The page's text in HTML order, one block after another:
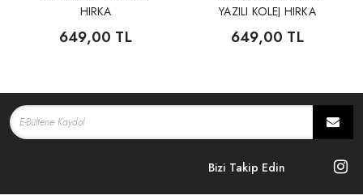
HIRKA
649,00 TL
YAZILI KOLEJ HIRKA
649,00 TL
Bizi Takip Edin